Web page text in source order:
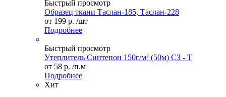
Быстрый просмотр
Образец ткани Таслан-185, Таслан-228
от 199 р. /шт
Подробнее
Быстрый просмотр
Утеплитель Синтепон 150г/м² (50м) СЗ - Т
от 58 р. /п.м
Подробнее
Хит